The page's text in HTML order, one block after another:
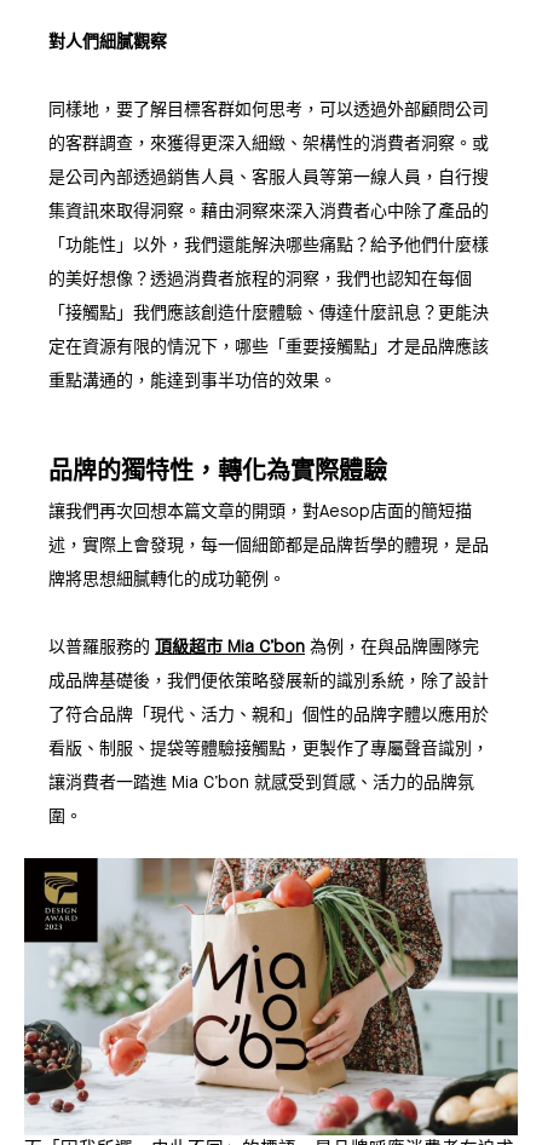
對人們細膩觀察
同樣地，要了解目標客群如何思考，可以透過外部顧問公司
的客群調查，來獲得更深入細緻、架構性的消費者洞察。或
是公司內部透過銷售人員、客服人員等第一線人員，自行搜
集資訊來取得洞察。藉由洞察來深入消費者心中除了產品的
「功能性」以外，我們還能解決哪些痛點？給予他們什麼樣
的美好想像？透過消費者旅程的洞察，我們也認知在每個
「接觸點」我們應該創造什麼體驗、傳達什麼訊息？更能決
定在資源有限的情況下，哪些「重要接觸點」才是品牌應該
重點溝通的，能達到事半功倍的效果。
品牌的獨特性，轉化為實際體驗
讓我們再次回想本篇文章的開頭，對Aesop店面的簡短描
述，實際上會發現，每一個細節都是品牌哲學的體現，是品
牌將思想細膩轉化的成功範例。
以普羅服務的 頂級超市 Mia C’bon 為例，在與品牌團隊完
成品牌基礎後，我們便依策略發展新的識別系統，除了設計
了符合品牌「現代、活力、親和」個性的品牌字體以應用於
看版、制服、提袋等體驗接觸點，更製作了專屬聲音識別，
讓消費者一踏進 Mia C’bon 就感受到質感、活力的品牌氛
圍。